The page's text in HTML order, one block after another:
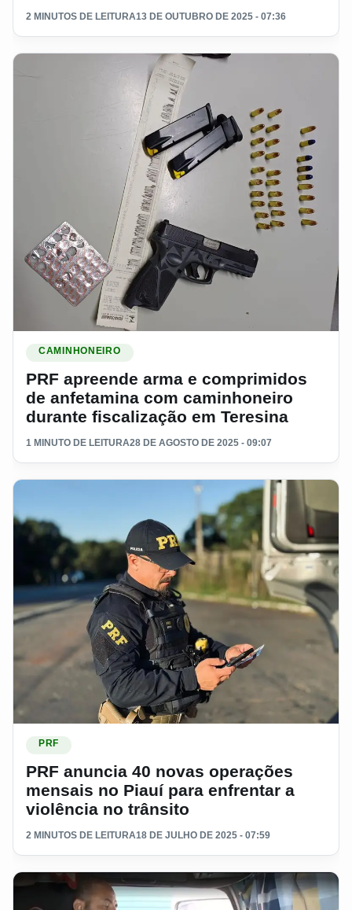
2 MINUTOS DE LEITURA13 DE OUTUBRO DE 2025 - 07:36
CAMINHONEIRO
PRF apreende arma e comprimidos
de anfetamina com caminhoneiro
durante fiscalização em Teresina
1 MINUTO DE LEITURA28 DE AGOSTO DE 2025 - 09:07
PRF
PRF anuncia 40 novas operações
mensais no Piauí para enfrentar a
violência no trânsito
2 MINUTOS DE LEITURA18 DE JULHO DE 2025 - 07:59